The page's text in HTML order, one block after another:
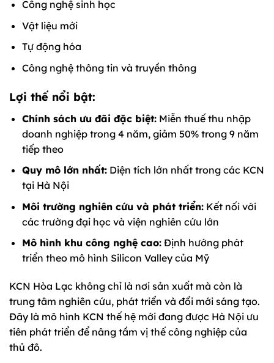
Công nghệ sinh học
Vật liệu mới
Tự động hóa
Công nghệ thông tin và truyền thông
Lợi thế nổi bật:
Chính sách ưu đãi đặc biệt:Miễn thuế thu nhập
doanh nghiệp trong 4 năm, giảm 50% trong 9 năm
tiếp theo
Quy mô lớn nhất:Diện tích lớn nhất trong các KCN
tại Hà Nội
Môi trường nghiên cứu và phát triển:Kết nối với
các trường đại học và viện nghiên cứu lớn
Mô hình khu công nghệ cao:Định hướng phát
triển theo mô hình Silicon Valley của Mỹ
KCN Hòa Lạc không chỉ là nơi sản xuất mà còn là
trung tâm nghiên cứu, phát triển và đổi mới sáng tạo.
Đây là mô hình KCN thế hệ mới đang được Hà Nội ưu
tiên phát triển để nâng tầm vị thế công nghiệp của
thủ đô.